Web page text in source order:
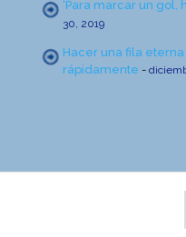
‘Para marcar un gol,
30, 2019
Hacer una fila
rápidamente -